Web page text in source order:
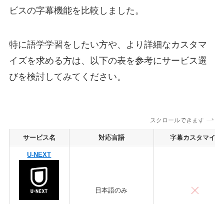
ビスの字幕機能を比較しました。
特に語学学習をしたい方や、より詳細なカスタマ
イズを求める方は、以下の表を参考にサービス選
びを検討してみてください。
スクロールできます
サービス名 対応言語 字幕カスタマイズ
U-NEXT
日本語のみ